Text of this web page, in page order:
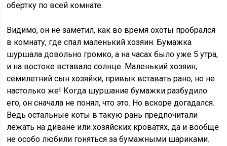
обертку по всей комнате.
Видимо, он не заметил, как во время охоты пробрался
в комнату, где спал маленький хозяин. Бумажка
шуршала довольно громко, а на часах было уже 5 утра,
и на востоке вставало солнце. Маленький хозяин,
семилетний сын хозяйки, привык вставать рано, но не
настолько же! Когда шуршание бумажки разбудило
его, он сначала не понял, что это. Но вскоре догадался.
Ведь остальные коты в такую рань предпочитали
лежать на диване или хозяйских кроватях, да и вообще
не особо любили гоняться за бумажными шариками.